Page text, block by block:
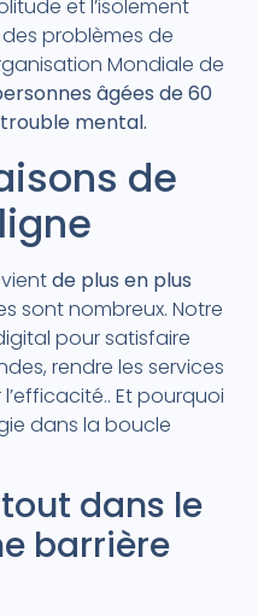
et l’isolement
problèmes de
Mondiale de
âgées de 60
mental.
de
de plus en plus
sont nombreux. Notre
pour satisfaire
rendre les services
Et pourquoi
dans la boucle
dans le
barrière